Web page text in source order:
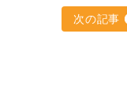
次の記事